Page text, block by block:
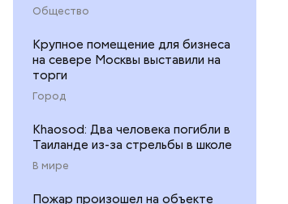
Общество
Крупное помещение для бизнеса
на севере Москвы выставили на
торги
Город
Khaosod: Два человека погибли в
Таиланде из-за стрельбы в школе
В мире
Пожар произошел на объекте